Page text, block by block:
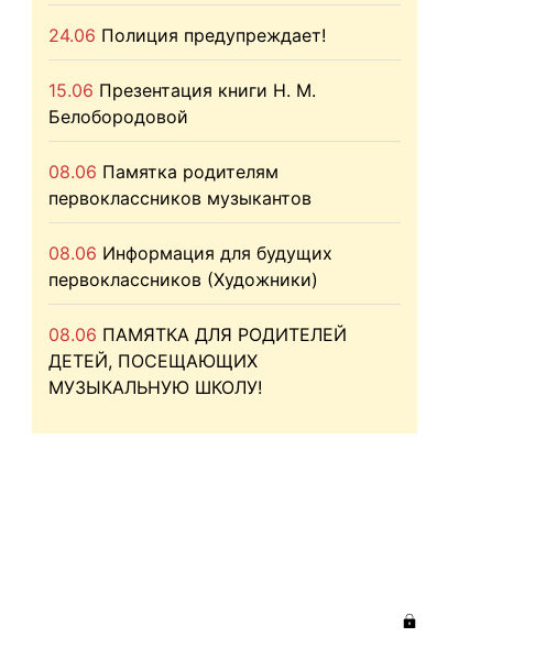
24.06 Полиция предупреждает!
15.06 Презентация книги Н. М.
Белобородовой
08.06 Памятка родителям
первоклассников музыкантов
08.06 Информация для будущих
первоклассников (Художники)
08.06 ПАМЯТКА ДЛЯ РОДИТЕЛЕЙ
ДЕТЕЙ, ПОСЕЩАЮЩИХ
МУЗЫКАЛЬНУЮ ШКОЛУ!